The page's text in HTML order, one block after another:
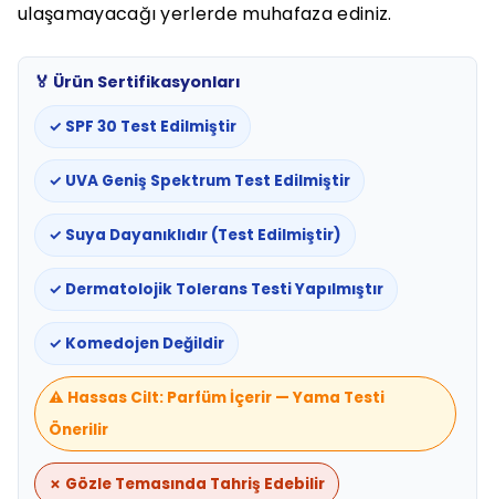
ulaşamayacağı yerlerde muhafaza ediniz.
🏅 Ürün Sertifikasyonları
✓ SPF 30 Test Edilmiştir
✓ UVA Geniş Spektrum Test Edilmiştir
✓ Suya Dayanıklıdır (Test Edilmiştir)
✓ Dermatolojik Tolerans Testi Yapılmıştır
✓ Komedojen Değildir
⚠️ Hassas Cilt: Parfüm İçerir — Yama Testi
Önerilir
✗ Gözle Temasında Tahriş Edebilir